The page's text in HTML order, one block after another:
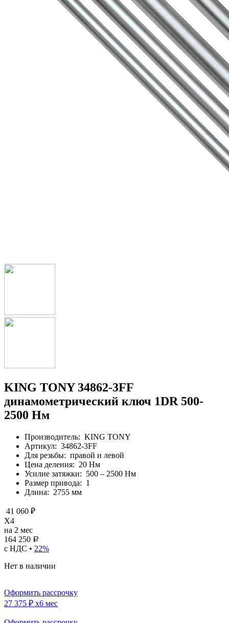
KING TONY 34862-3FF
динамометрический ключ 1DR 500-
2500 Нм
Производитель: KING TONY
Артикул: 34862-3FF
Для резьбы: правой и левой
Цена деления: 20 Нм
Усилие затяжки: 500 – 2500 Нм
Размер привода: 1
Длина: 2755 мм
41 060 ₽
X4
на 2 мес
164 250 Р
с НДС • 22%
Нет в наличии
Оформить рассрочку
27 375 ₽ x6 мес